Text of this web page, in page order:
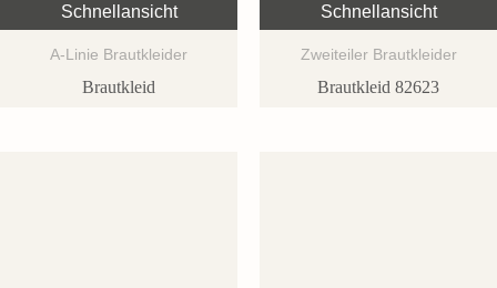
Schnellansicht
A-Linie Brautkleider
Brautkleid
Schnellansicht
Zweiteiler Brautkleider
Brautkleid 82623